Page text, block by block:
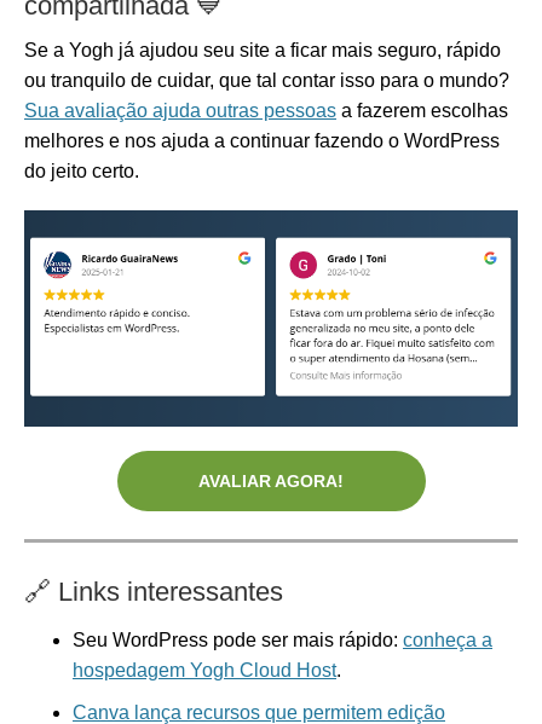
Se a Yogh já ajudou seu site a ficar mais seguro, rápido
ou tranquilo de cuidar, que tal contar isso para o mundo?
Sua avaliação ajuda outras pessoas a fazerem escolhas
melhores e nos ajuda a continuar fazendo o WordPress
do jeito certo.
AVALIAR AGORA!
🔗 Links interessantes
Seu WordPress pode ser mais rápido: conheça a
hospedagem Yogh Cloud Host.
Canva lança recursos que permitem edição